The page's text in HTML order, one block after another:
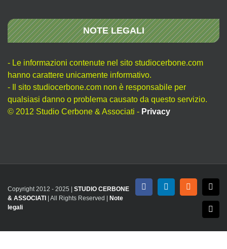
NOTE LEGALI
- Le informazioni contenute nel sito studiocerbone.com
hanno carattere unicamente informativo.
- Il sito studiocerbone.com non è responsabile per
qualsiasi danno o problema causato da questo servizio.
© 2012 Studio Cerbone & Associati - Privacy
Copyright 2012 - 2025 | STUDIO CERBONE
& ASSOCIATI
| All Rights Reserved |
Note
legali
FacebookLinkedInRss X